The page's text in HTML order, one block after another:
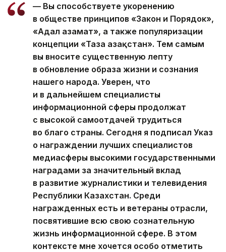
— Вы способствуете укоренению
в обществе принципов «Закон и Порядок»,
«Адал азамат», а также популяризации
концепции «Таза Қазақстан». Тем самым
вы вносите существенную лепту
в обновление образа жизни и сознания
нашего народа. Уверен, что
и в дальнейшем специалисты
информационной сферы продолжат
с высокой самоотдачей трудиться
во благо страны. Сегодня я подписал Указ
о награждении лучших специалистов
медиасферы высокими государственными
наградами за значительный вклад
в развитие журналистики и телевидения
Республики Казахстан. Среди
награжденных есть и ветераны отрасли,
посвятившие всю свою сознательную
жизнь информационной сфере. В этом
контексте мне хочется особо отметить